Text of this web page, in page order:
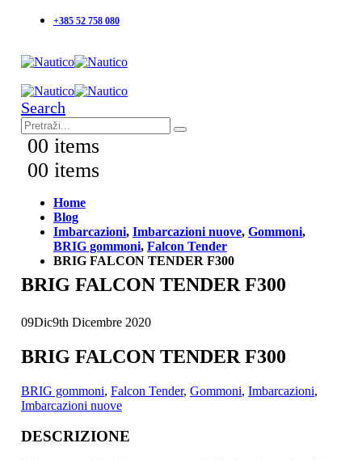
+385 52 758 080
Search
00 items
00 items
Home
Blog
Imbarcazioni, Imbarcazioni nuove, Gommoni,
BRIG gommoni, Falcon Tender
BRIG FALCON TENDER F300
BRIG FALCON TENDER F300
09Dic9th Dicembre 2020
BRIG FALCON TENDER F300
BRIG gommoni, Falcon Tender, Gommoni, Imbarcazioni,
Imbarcazioni nuove
DESCRIZIONE